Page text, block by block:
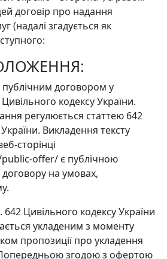
договір про надання
(надалі згадується як
публічним договором у
Цивільного кодексу України.
регулюється статтею 642
Викладення тексту
сторінці
offer/ є публічною
на умовах,
642 Цивільного кодексу України
укладеним з моменту
пропозиції про укладення
згодою з офертою